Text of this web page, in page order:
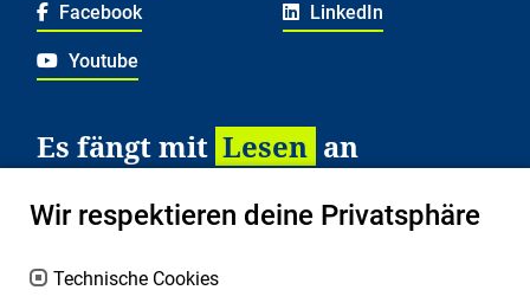
Facebook LinkedIn
Youtube
Es fängt mit Lesen an
Ein gutes Lese- und Sprachvermögen
Es erleichtert den Zugang zu Bildung und
Wir respektieren deine Privatsphäre
Technische Cookies